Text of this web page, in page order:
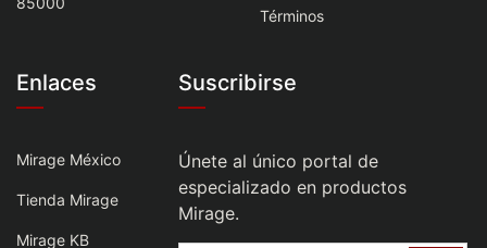
Términos
Enlaces
Mirage México
Tienda Mirage
Mirage KB
Suscribirse
Únete al único portal de
especializado en productos
Mirage.